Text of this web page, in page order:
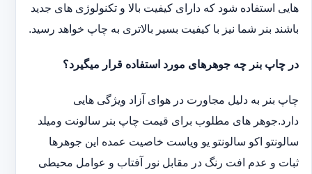
هایی استفاده شود که دارای کیفیت بالا و تکنولوژی های جدید
باشند بنر شما نیز با کیفیت بسیر بالاتری به چاپ خواهد رسید.
در چاپ بنر چه جوهرهای مورد استفاده قرار میگیرد؟
چاپ بنر به دلیل مجاورت در هوای آزاد ویژگی هایی
دارد.جوهر های مطلوب برای قیمت چاپ بنر سالونت ‏و‏‏میلد
سالونت‎و ‎‏اکو سالونت‎‎‏و یو وی‎‏است خاصیت عمده این ‏جوهرها
ثبات و عدم افت رنگ در مقابل نور آفتاب و عوامل محیطی